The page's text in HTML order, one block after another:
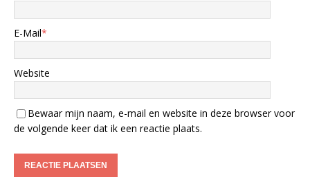
E-Mail*
Website
Bewaar mijn naam, e-mail en website in deze browser voor
de volgende keer dat ik een reactie plaats.